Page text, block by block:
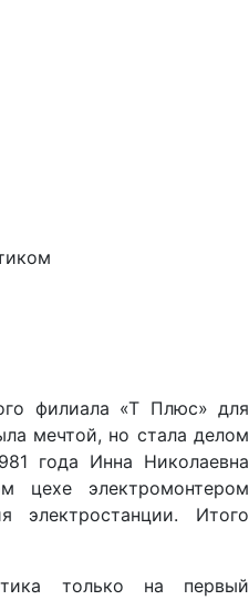
филиала «Т Плюс» для
мечтой, но стала делом
года Инна Николаевна
цехе электромонтером
электростанции. Итого
только на первый